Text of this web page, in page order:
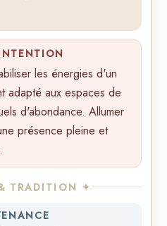
les énergies d'un
adapté aux espaces de
d'abondance. Allumer
présence pleine et
TRADITION ✦